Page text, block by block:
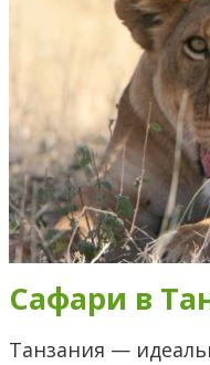
Сафари в
Танзания —